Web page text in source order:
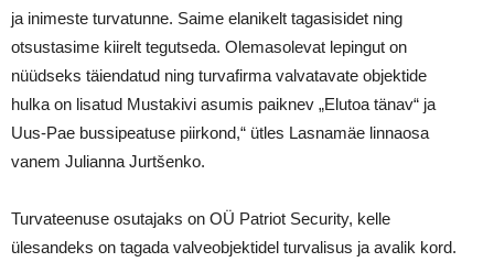
ja inimeste turvatunne. Saime elanikelt tagasisidet ning
otsustasime kiirelt tegutseda. Olemasolevat lepingut on
nüüdseks täiendatud ning turvafirma valvatavate objektide
hulka on lisatud Mustakivi asumis paiknev „Elutoa tänav“ ja
Uus-Pae bussipeatuse piirkond,“ ütles Lasnamäe linnaosa
vanem Julianna Jurtšenko.
Turvateenuse osutajaks on OÜ Patriot Security, kelle
ülesandeks on tagada valveobjektidel turvalisus ja avalik kord.